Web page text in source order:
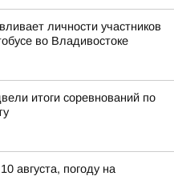
личности участников
во Владивостоке
итоги соревнований по
августа, погоду на